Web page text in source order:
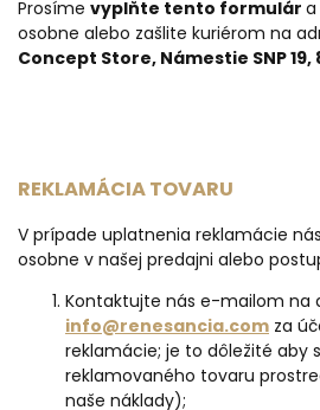
Prosíme vyplňte tento formulár
osobne alebo zašlite kuriérom na
Concept Store, Námestie SNP 19,
REKLAMÁCIA TOVARU
V prípade uplatnenia reklamácie
osobne v našej predajni alebo
Kontaktujte nás e-mailom na
info@renesancia.com za
reklamácie; je to dôležité aby
reklamovaného tovaru
naše náklady);